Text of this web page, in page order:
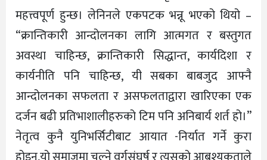
महत्त्वपूर्ण हुन्छ। लेनिनले एकपटक भन्नू भएको थियो –
“क्रान्तिकारी आन्दोलनका लागि आत्मगत र बस्तुगत
अवस्था चाहिन्छ, क्रान्तिकारी सिद्धान्त, कार्यदिशा र
कार्यनीति पनि चाहिन्छ, यी सबका बाबजुद आफ्नै
आन्दोलनका सफलता र असफलताद्वारा खारिएका एक
दर्जन बढी प्रतिभाशालीहरुको टिम पनि अनिबार्य शर्त हो।”
नेतृत्व कुनै युनिभर्सिटीबाट आयात -निर्यात गर्ने कुरा